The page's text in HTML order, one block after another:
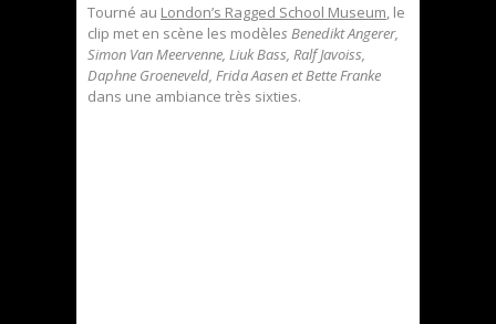
Tourné au London’s Ragged School Museum, le
clip met en scène les modèles Benedikt Angerer,
Simon Van Meervenne, Liuk Bass, Ralf Javoiss,
Daphne Groeneveld, Frida Aasen et Bette Franke
dans une ambiance très sixties.